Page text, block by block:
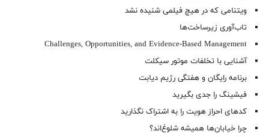
ویتنامی که در هیچ فیلمی شنیده نشد
تاب‌آوری زیرساخت‌ها
Challenges, Opportunities, and Evidence-Based Management
آشنایی با تخلفات موتور سیکلت
برنامه رایگان و هفتگی رژیم دیابت
فیشینگ را جدی بگیرید
کدهای احراز هویت را به اشتراک نگذارید
چرا خیابان‌ها همیشه شلوغ‌اند؟